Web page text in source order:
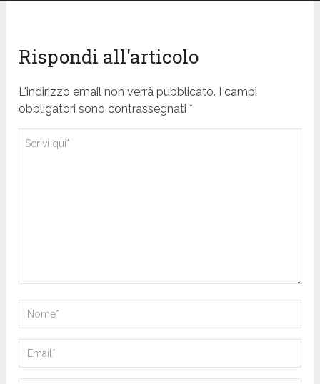
Rispondi all'articolo
L'indirizzo email non verrà pubblicato. I campi
obbligatori sono contrassegnati *